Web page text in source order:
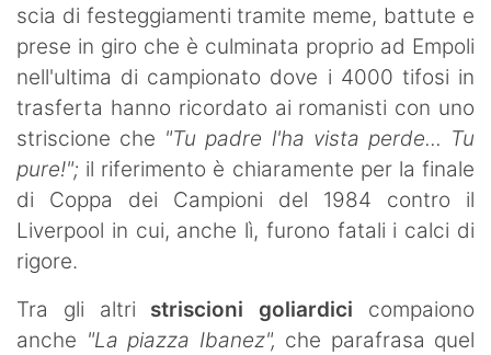
scia di festeggiamenti tramite meme, battute e
prese in giro che è culminata proprio ad Empoli
nell'ultima di campionato dove i 4000 tifosi in
trasferta hanno ricordato ai romanisti con uno
striscione che "Tu padre l'ha vista perde... Tu
pure!"; il riferimento è chiaramente per la finale
di Coppa dei Campioni del 1984 contro il
Liverpool in cui, anche lì, furono fatali i calci di
rigore.
Tra gli altri striscioni goliardici compaiono
anche "La piazza Ibanez", che parafrasa quel